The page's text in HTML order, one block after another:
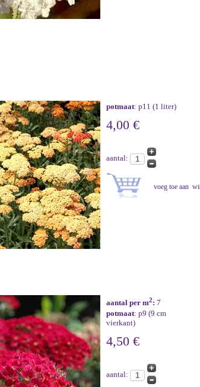
potmaat: p11 (1 liter)
4,00 €
aantal:
aantal per m2: 7
potmaat: p9 (9 cm
vierkant)
4,50 €
aantal: